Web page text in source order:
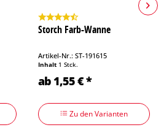
Storch Farb-Wanne
Artikel-Nr.: ST-191615
Inhalt 1 Stck.
ab 1,55 € *
Zu den Varianten